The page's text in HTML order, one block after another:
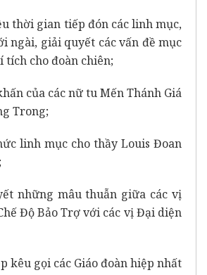
thời gian tiếp đón các linh mục,
ngài, giải quyết các vấn đề mục
tích cho đoàn chiên;
của các nữ tu Mến Thánh Giá
Trong;
linh mục cho thầy Louis Đoan
mâu thuẫn giữa các vị
Độ Bảo Trợ với các vị Đại diện
gọi các Giáo đoàn hiệp nhất